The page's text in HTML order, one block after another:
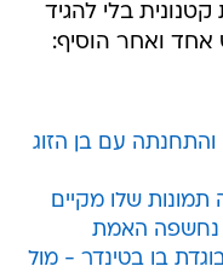
בלי להגיד
ואחר הוסיף:
עם בן הזוג
שלו מקיים
נחשפה האמת
בו בטינדר - מול